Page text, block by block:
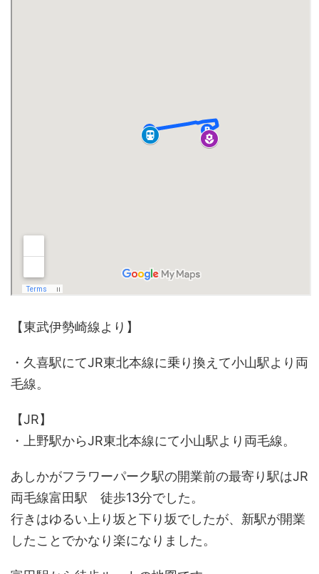
【東武伊勢崎線より】
・久喜駅にてJR東北本線に乗り換えて小山駅より両
毛線。
【JR】
・上野駅からJR東北本線にて小山駅より両毛線。
あしかがフラワーパーク駅の開業前の最寄り駅はJR
両毛線富田駅 徒歩13分でした。
行きはゆるい上り坂と下り坂でしたが、新駅が開業
したことでかなり楽になりました。